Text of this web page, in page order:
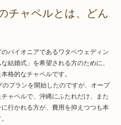
チャペルとは、どん
パイオニアであるワタベウェディン
結婚式」を希望される方のために、
格的なチャペルです。
プランを開始したのですが、オープ
ャペルで、沖縄にふたれだけ、また
行かれる方が、費用を抑えつつも本